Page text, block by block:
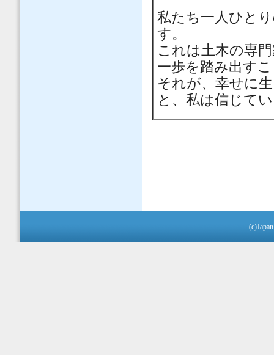
私たち一人ひと
す。
これは土木の専
一歩を踏み出す
それが、幸せに
と、私は信じて